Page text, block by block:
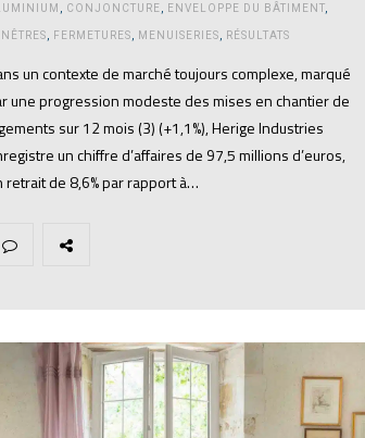
CONJONCTURE ENVELOPPE DU BÂTIMENT
FERMETURES MENUISERIES RÉSULTATS
un contexte de marché toujours complexe, marqué
une progression modeste des mises en chantier de
sur 12 mois (3) (+1,1%), Herige Industries
un chiffre d’affaires de 97,5 millions d’euros,
retrait de 8,6% par rapport à…